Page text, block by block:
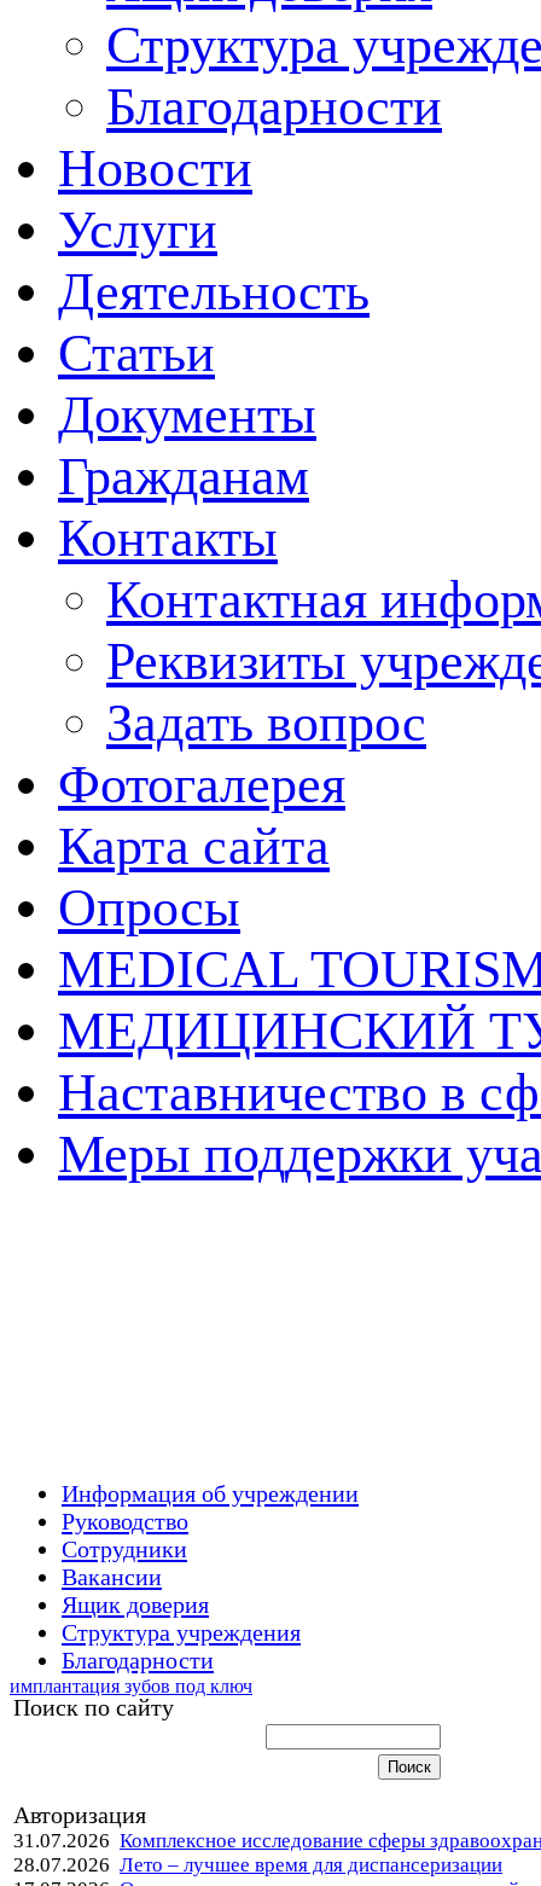
Структура
Благодарности
Новости
Услуги
Деятельность
Статьи
Документы
Гражданам
Контакты
Контактная
Реквизиты
Задать вопрос
Фотогалерея
Карта сайта
Опросы
MEDICAL
МЕДИЦИНСКИЙ
Наставничество в
Меры поддержки
имплантация зубов под ключ
Информация об учреждении
Руководство
Сотрудники
Вакансии
Ящик доверия
Структура учреждения
Благодарности
Поиск по сайту
Авторизация
31.07.2026 Комплексное исследование сферы
28.07.2026 Лето – лучшее время для диспансеризации